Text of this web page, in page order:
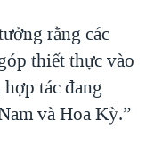
rằng các
thiết thực vào
tác đang
và Hoa Kỳ.”